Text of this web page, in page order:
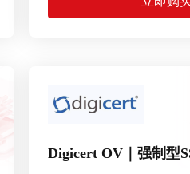
Digicert OV｜强制型